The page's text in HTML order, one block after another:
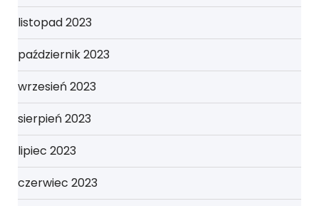
listopad 2023
październik 2023
wrzesień 2023
sierpień 2023
lipiec 2023
czerwiec 2023